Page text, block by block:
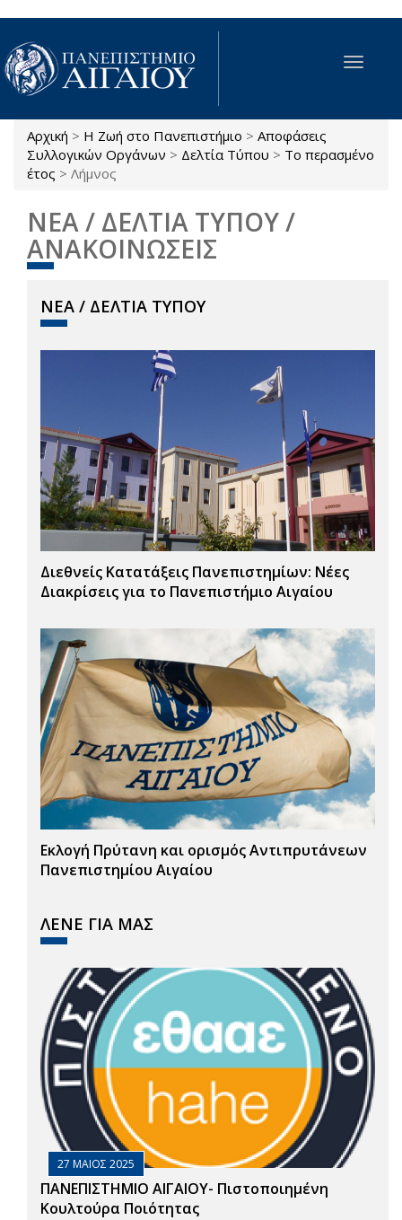
Παράκαμψη προς το κυρίως περιεχόμενο
Toggle
Είστε εδώ
Αρχική > Η Ζωή στο Πανεπιστήμιο > Αποφάσεις
Συλλογικών Οργάνων > Δελτία Τύπου > Το περασμένο
έτος > Λήμνος
ΝΕΑ / ΔΕΛΤΙΑ ΤΥΠΟΥ /
ΑΝΑΚΟΙΝΩΣΕΙΣ
ΝΕΑ / ΔΕΛΤΙΑ ΤΥΠΟΥ
Διεθνείς Κατατάξεις Πανεπιστημίων: Νέες
Διακρίσεις για το Πανεπιστήμιο Αιγαίου
Εκλογή Πρύτανη και ορισμός Αντιπρυτάνεων
Πανεπιστημίου Αιγαίου
ΛΕΝΕ ΓΙΑ ΜΑΣ
27 ΜΑΙΟΣ 2025
ΠΑΝΕΠΙΣΤΗΜΙΟ ΑΙΓΑΙΟΥ- Πιστοποιημένη
Κουλτούρα Ποιότητας